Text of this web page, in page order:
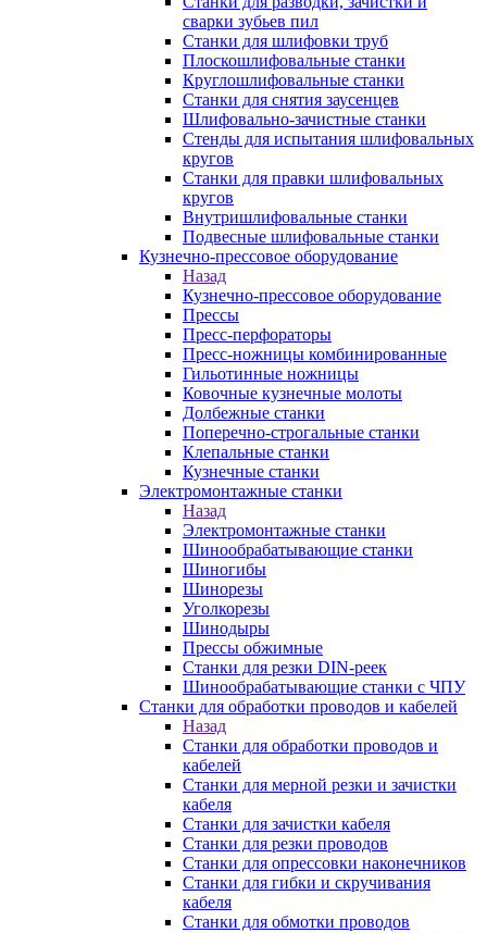
сварки зубьев пил
Станки для шлифовки труб
Плоскошлифовальные станки
Круглошлифовальные станки
Станки для снятия заусенцев
Шлифовально-зачистные станки
Стенды для испытания шлифовальных
кругов
Станки для правки шлифовальных
кругов
Внутришлифовальные станки
Подвесные шлифовальные станки
Кузнечно-прессовое оборудование
Назад
Кузнечно-прессовое оборудование
Прессы
Пресс-перфораторы
Пресс-ножницы комбинированные
Гильотинные ножницы
Ковочные кузнечные молоты
Долбежные станки
Поперечно-строгальные станки
Клепальные станки
Кузнечные станки
Электромонтажные станки
Назад
Электромонтажные станки
Шинообрабатывающие станки
Шиногибы
Шинорезы
Уголкорезы
Шинодыры
Прессы обжимные
Станки для резки DIN-реек
Шинообрабатывающие станки с ЧПУ
Станки для обработки проводов и кабелей
Назад
Станки для обработки проводов и
кабелей
Станки для мерной резки и зачистки
кабеля
Станки для зачистки кабеля
Станки для резки проводов
Станки для опрессовки наконечников
Станки для гибки и скручивания
кабеля
Станки для обмотки проводов